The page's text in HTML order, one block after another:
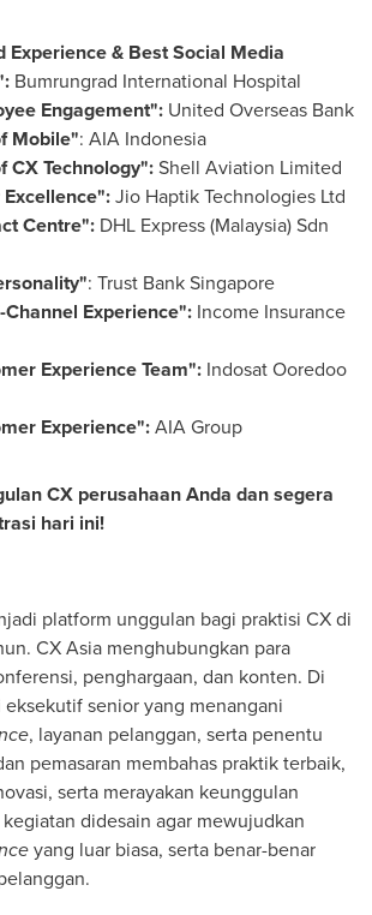
Experience & Best Social Media
Bumrungrad International Hospital
Engagement": United Overseas Bank
Mobile": AIA Indonesia
CX Technology":Shell Aviation Limited
Jio Haptik Technologies Ltd
Centre": DHL Express (Malaysia) Sdn
: Trust Bank Singapore
Experience": Income Insurance
Experience Team": Indosat Ooredoo
Experience":AIA Group
CX perusahaan Anda dan segera
hari ini!
platform unggulan bagi praktisi CX di
CXAsia menghubungkan para
penghargaan, dan konten. Di
eksekutif senior yang menangani
, layanan pelanggan, serta penentu
pemasaran membahas praktik terbaik,
serta merayakan keunggulan
didesain agar mewujudkan
yang luar biasa, serta benar-benar